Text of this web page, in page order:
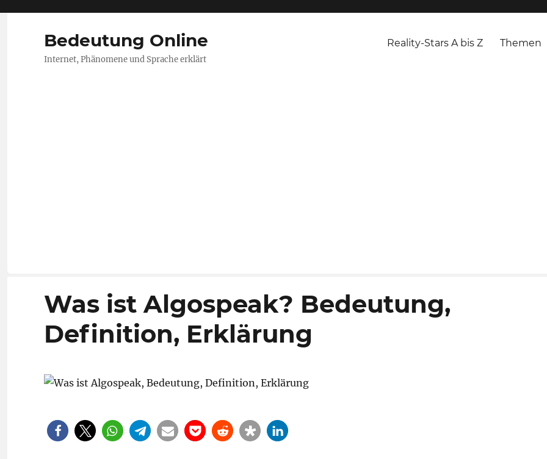
Bedeutung Online
Internet, Phänomene und Sprache erklärt
Reality-Stars A bis Z Themen
Was ist Algospeak? Bedeutung,
Definition, Erklärung